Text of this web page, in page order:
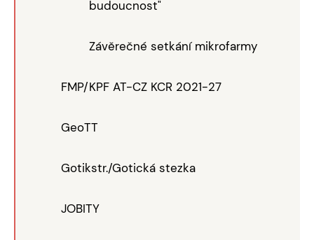
budoucnost"
Závěrečné setkání mikrofarmy
FMP/KPF AT-CZ KCR 2021-27
GeoTT
Gotikstr./Gotická stezka
JOBITY